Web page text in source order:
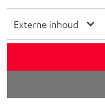
Externe inhoud